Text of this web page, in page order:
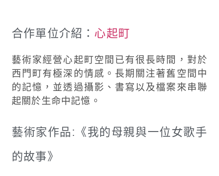
合作單位介紹： 心起町
藝術家經營心起町空間已有很長時間，對於
西門町有極深的情感。長期關注著舊空間中
的記憶，並透過攝影、書寫以及檔案來串聯
起關於生命中記憶。
藝術家作品:《我的母親與一位女歌手
的故事》